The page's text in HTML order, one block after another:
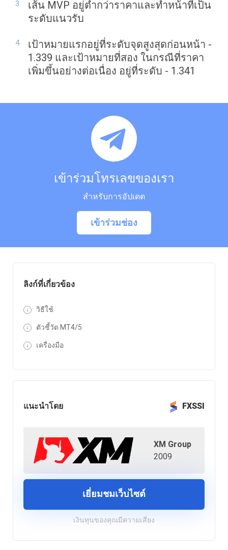
ลิงก์ที่เกี่ยวข้อง
วิธีใช้
ตัวชี้วัด MT4/5
เครื่องมือ
แนะนำโดย FXSSI
XM Group
2009
เยี่ยมชมเว็บไซต์
เงินทุนของคุณมีความเสี่ยง
เส้น MVP อยู่ต่ำกว่าราคาและทำหน้าที่เป็น
ระดับแนวรับ
เป้าหมายแรกอยู่ที่ระดับจุดสูงสุดก่อนหน้า -
1.339 และเป้าหมายที่สอง ในกรณีที่ราคา
เพิ่มขึ้นอย่างต่อเนื่อง อยู่ที่ระดับ - 1.341
เข้าร่วมโทรเลขของเรา
สำหรับการอัปเดต
เข้าร่วมช่อง